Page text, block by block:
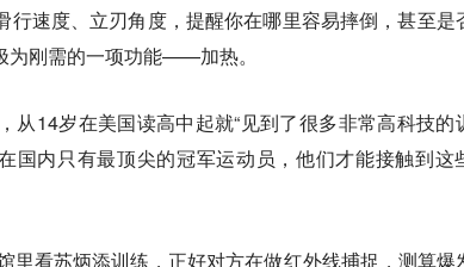
速度、立刃角度，提醒你在哪里容易摔倒，甚至是
为刚需的一项功能——加热。
从14岁在美国读高中起就“见到了很多非常高科技的
国内只有最顶尖的冠军运动员，他们才能接触到这
里看苏炳添训练，正好对方在做红外线捕捉，测算爆